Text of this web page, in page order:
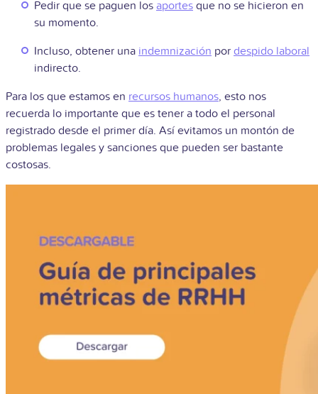
Pedir que se paguen los aportes que no se hicieron en
su momento.
Incluso, obtener una indemnización por despido laboral
indirecto.
Para los que estamos en recursos humanos, esto nos
recuerda lo importante que es tener a todo el personal
registrado desde el primer día. Así evitamos un montón de
problemas legales y sanciones que pueden ser bastante
costosas.